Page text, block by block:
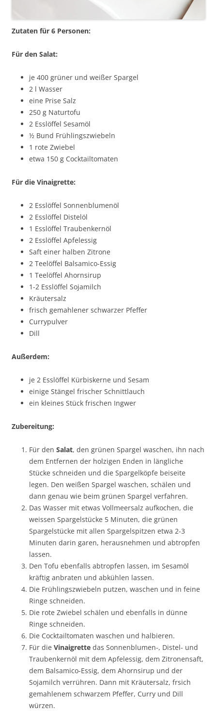
Zutaten für 6 Personen:
Für den Salat:
je 400 grüner und weißer Spargel
2 l Wasser
eine Prise Salz
250 g Naturtofu
2 Esslöffel Sesamöl
½ Bund Frühlingszwiebeln
1 rote Zwiebel
etwa 150 g Cocktailtomaten
Für die Vinaigrette:
2 Esslöffel Sonnenblumenöl
2 Esslöffel Distelöl
1 Esslöffel Traubenkernöl
2 Esslöffel Apfelessig
Saft einer halben Zitrone
2 Teelöffel Balsamico-Essig
1 Teelöffel Ahornsirup
1-2 Esslöffel Sojamilch
Kräutersalz
frisch gemahlener schwarzer Pfeffer
Currypulver
Dill
Außerdem:
je 2 Esslöffel Kürbiskerne und Sesam
einige Stängel frischer Schnittlauch
ein kleines Stück frischen Ingwer
Zubereitung:
Für den Salat, den grünen Spargel waschen, ihn nach
dem Entfernen der holzigen Enden in längliche
Stücke schneiden und die Spargelköpfe beiseite
legen. Den weißen Spargel waschen, schälen und
dann genau wie beim grünen Spargel verfahren.
Das Wasser mit etwas Vollmeersalz aufkochen, die
weissen Spargelstücke 5 Minuten, die grünen
Spargelstücke mit allen Spargelspitzen etwa 2-3
Minuten darin garen, herausnehmen und abtropfen
lassen.
Den Tofu ebenfalls abtropfen lassen, im Sesamöl
kräftig anbraten und abkühlen lassen.
Die Frühlingszwiebeln putzen, waschen und in feine
Ringe schneiden.
Die rote Zwiebel schälen und ebenfalls in dünne
Ringe schneiden.
Die Cocktailtomaten waschen und halbieren.
Für die Vinaigrette das Sonnenblumen-, Distel- und
Traubenkernöl mit dem Apfelessig, dem Zitronensaft,
dem Balsamico-Essig, dem Ahornsirup und der
Sojamilch verrühren. Dann mit Kräutersalz, frsich
gemahlenem schwarzem Pfeffer, Curry und Dill
würzen.